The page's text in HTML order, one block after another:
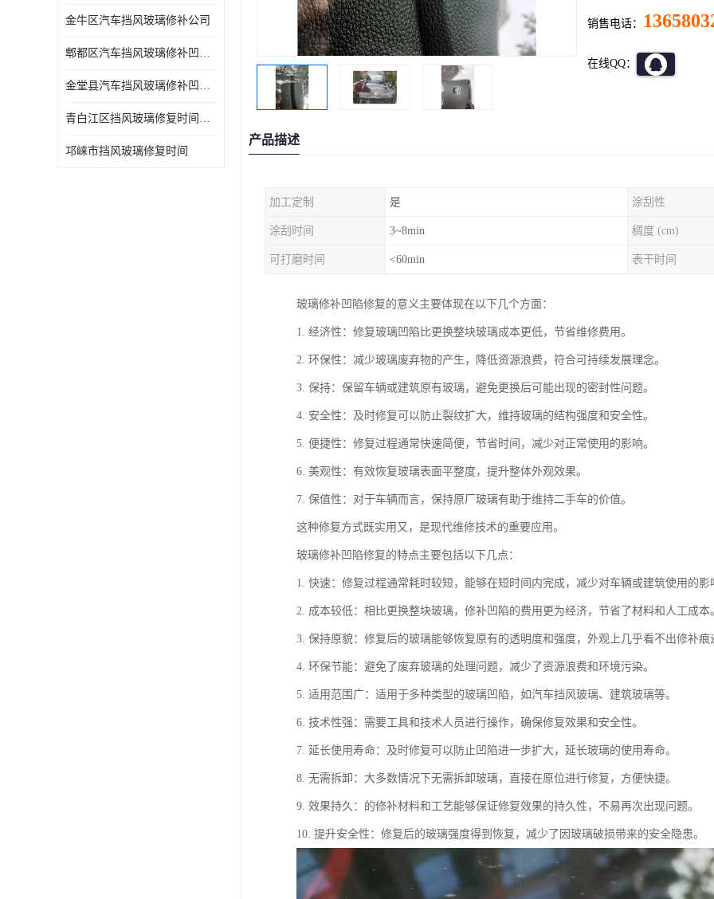
金牛区汽车挡风玻璃修补公司
郫都区汽车挡风玻璃修补凹陷修复公司
金堂县汽车挡风玻璃修补凹陷修复公司
青白江区挡风玻璃修复时间公司
邛崃市挡风玻璃修复时间
销售电话：
在线QQ：
产品描述
加工定制 是 涂刮性
涂刮时间 3~8min 稠度 (cm)
可打磨时间 <60min 表干时间
玻璃修补凹陷修复的意义主要体现在以下几个方面：
1. 经济性：修复玻璃凹陷比更换整块玻璃成本更低，节省维修费用。
2. 环保性：减少玻璃废弃物的产生，降低资源浪费，符合可持续发展理念。
3. 保持：保留车辆或建筑原有玻璃，避免更换后可能出现的密封性问题。
4. 安全性：及时修复可以防止裂纹扩大，维持玻璃的结构强度和安全性。
5. 便捷性：修复过程通常快速简便，节省时间，减少对正常使用的影响。
6. 美观性：有效恢复玻璃表面平整度，提升整体外观效果。
7. 保值性：对于车辆而言，保持原厂玻璃有助于维持二手车的价值。
这种修复方式既实用又，是现代维修技术的重要应用。
玻璃修补凹陷修复的特点主要包括以下几点：
1. 快速：修复过程通常耗时较短，能够在短时间内完成，减少对车辆或建筑使用的影
2. 成本较低：相比更换整块玻璃，修补凹陷的费用更为经济，节省了材料和人工成本
3. 保持原貌：修复后的玻璃能够恢复原有的透明度和强度，外观上几乎看不出修补痕
4. 环保节能：避免了废弃玻璃的处理问题，减少了资源浪费和环境污染。
5. 适用范围广：适用于多种类型的玻璃凹陷，如汽车挡风玻璃、建筑玻璃等。
6. 技术性强：需要工具和技术人员进行操作，确保修复效果和安全性。
7. 延长使用寿命：及时修复可以防止凹陷进一步扩大，延长玻璃的使用寿命。
8. 无需拆卸：大多数情况下无需拆卸玻璃，直接在原位进行修复，方便快捷。
9. 效果持久：的修补材料和工艺能够保证修复效果的持久性，不易再次出现问题。
10. 提升安全性：修复后的玻璃强度得到恢复，减少了因玻璃破损带来的安全隐患。